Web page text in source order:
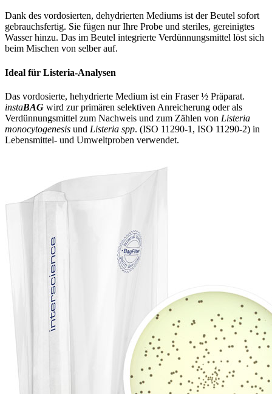
Dank des vordosierten, dehydrierten Mediums ist der Beutel sofort
gebrauchsfertig. Sie fügen nur Ihre Probe und steriles, gereinigtes
Wasser hinzu. Das im Beutel integrierte Verdünnungsmittel löst sich
beim Mischen von selber auf.
Ideal für Listeria-Analysen
Das vordosierte, hehydrierte Medium ist ein Fraser ½ Präparat.
instaBAG wird zur primären selektiven Anreicherung oder als
Verdünnungsmittel zum Nachweis und zum Zählen von Listeria
monocytogenesis und Listeria spp. (ISO 11290-1, ISO 11290-2) in
Lebensmittel- und Umweltproben verwendet.